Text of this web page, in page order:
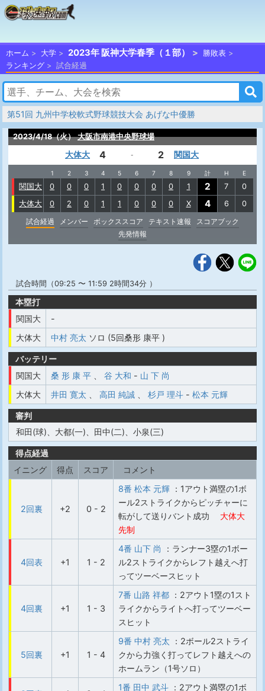
ホーム 大学 2023年 阪神大学春季（１部）
勝敗表
ランキング
試合経過
第51回 九州中学校軟式野球競技大会 あげな中優勝
2023/4/18（火） 大阪市南港中央野球場
大体大 4 - 2 関国大
1 2 3 4 5 6 7 8 9 計 H E
関国大 0 0 0 1 0 0 0 0 1 2 7
0
大体大
0 2 0 1 1 0 0 0 X 4 6
0
試合経過
メンバー ボックススコア テキスト速報
スコアブック
先発情報
試合時間（09:25 〜 11:59 2時間34分 ）
本塁打
関国大
-
大体大
中村 亮太 ソロ (5回桑形 康平 )
バッテリー
関国大
桑 形 康 平 谷 大和 - 山 下 尚
大体大
井田 寛太 高田 純誠 杉戸 理斗 - 松本 元輝
審判
和田(球)、大都(一)、田中(二)、小泉(三)
得点経過
イニング
得点 スコア コメント
2回裏 +2 0 - 2
8番 松本 元輝 ：1アウト満塁の1ボ
ール2ストライクからピッチャーに
転がして送りバント成功
大体大
先制
4回表 +1 1 - 2
4番 山下 尚
：ランナー3塁の1ボー
ル2ストライクからレフト越えへ打
ってツーベースヒット
4回裏 +1 1 - 3
7番 山路 祥都 ：2アウト1塁の1スト
ライクからライトへ打ってツーベー
スヒット
5回裏 +1 1 - 4
9番 中村 亮太 ：2ボール2ストライ
クから力強く打ってレフト越えへの
ホームラン（1号ソロ）
1番 田中 武斗 ：2アウト満塁の1ボ